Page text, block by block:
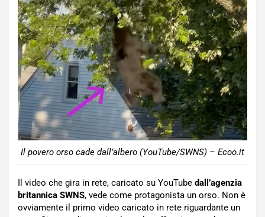
Il povero orso cade dall’albero (YouTube/SWNS) – Ecoo.it
Il video che gira in rete, caricato su YouTube dall’agenzia
britannica SWNS, vede come protagonista un orso. Non è
ovviamente il primo video caricato in rete riguardante un